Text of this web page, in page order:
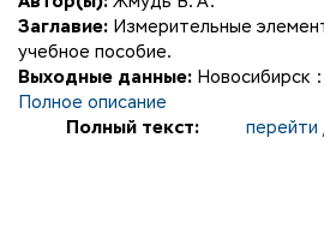
Заглавие: Измерительные
учебное пособие.
Выходные данные: Новосибирск
Полное описание
Полный текст:
перейти